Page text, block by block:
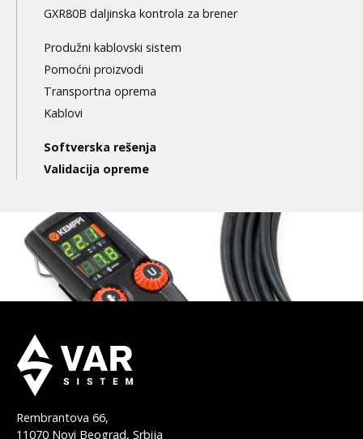
GXR80B daljinska kontrola za brener
Produžni kablovski sistem
Pomoćni proizvodi
Transportna oprema
Kablovi
Softverska rešenja
Validacija opreme
Rembrantova 66,
11070 Novi Beograd, Srbija